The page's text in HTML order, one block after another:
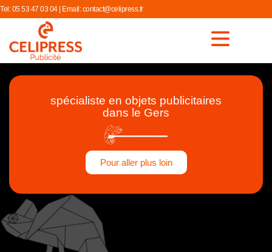
Tel:05 53 47 03 04| Email:contact@celipress.fr
spécialiste en objets publicitaires
dans le Gers
Pour aller plus loin